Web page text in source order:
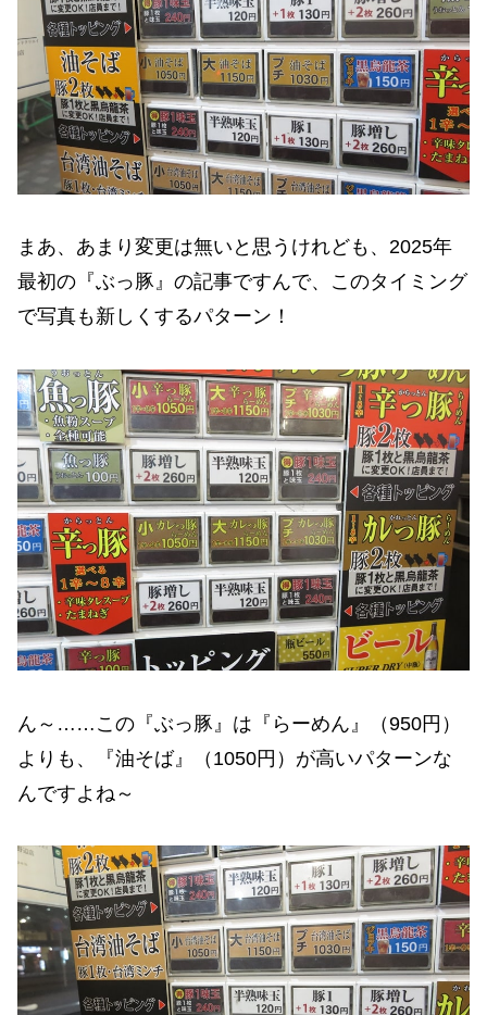
まあ、あまり変更は無いと思うけれども、2025年
最初の『ぶっ豚』の記事ですんで、このタイミング
で写真も新しくするパターン！
ん～……この『ぶっ豚』は『らーめん』（950円）
よりも、『油そば』（1050円）が高いパターンな
んですよね～